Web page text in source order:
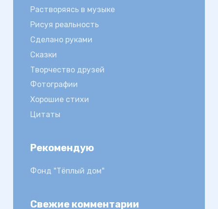
Растворяясь в музыке
Рисуя реальность
Сделано руками
Сказки
Творчество друзей
Фотографии
Хорошие стихи
Цитаты
Рекомендую
Фонд "Тёплый дом"
Свежие комментарии